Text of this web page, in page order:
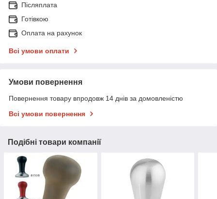
Післяплата
Готівкою
Оплата на рахунок
Всі умови оплати
Умови повернення
Повернення товару впродовж 14 днів за домовленістю
Всі умови повернення
Подібні товари компанії